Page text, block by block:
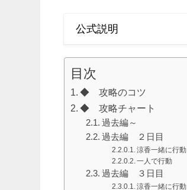
公式説明
目次
◆ 攻略のコツ
◆ 攻略チャート
過去編～
過去編 ２日目
涼香一緒に行動
一人で行動
過去編 ３日目
涼香一緒に行動